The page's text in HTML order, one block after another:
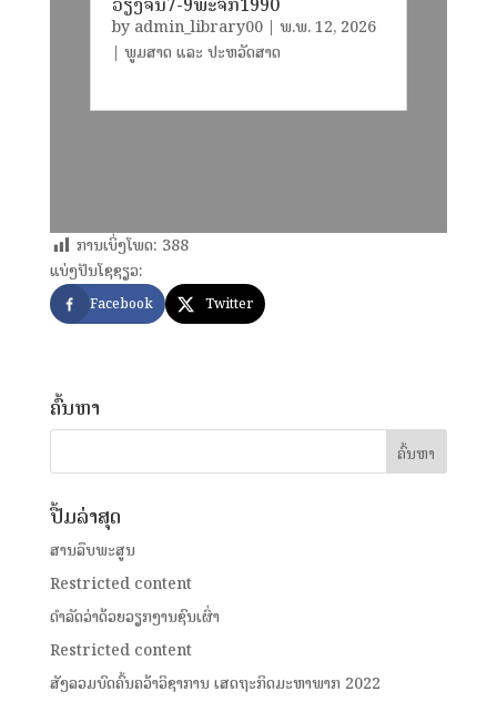
by admin_library00| ພ.ພ. 12, 2026
| ພູມສາດ ແລະ ປະຫວັດສາດ
ການເບິ່ງໂພດ: 388
ແບ່ງປັນໂຊຊຽວ:
Facebook Twitter
ຄົ້ນຫາ
ປື້ມລ່າສຸດ
ສານລຶບພະສູນ
Restricted content
ດໍາລັດວ່າດ້ວຍວຽກງານຊົນເຜົ່າ
Restricted content
ສັງລວມບົດຄົ້ນຄວ້າວິຊາການ ເສດຖະກິດມະຫາພາກ 2022